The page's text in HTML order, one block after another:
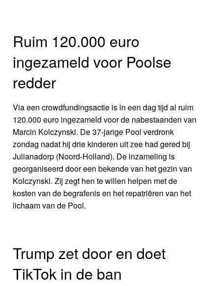
Ruim 120.000 euro
ingezameld voor Poolse
redder
Via een crowdfundingsactie is in een dag tijd al ruim
120.000 euro ingezameld voor de nabestaanden van
Marcin Kolczynski. De 37-jarige Pool verdronk
zondag nadat hij drie kinderen uit zee had gered bij
Julianadorp (Noord-Holland). De inzameling is
georganiseerd door een bekende van het gezin van
Kolczynski. Zij zegt hen te willen helpen met de
kosten van de begrafenis en het repatriëren van het
lichaam van de Pool.
Trump zet door en doet
TikTok in de ban